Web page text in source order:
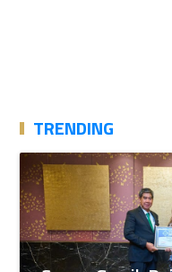
TRENDING